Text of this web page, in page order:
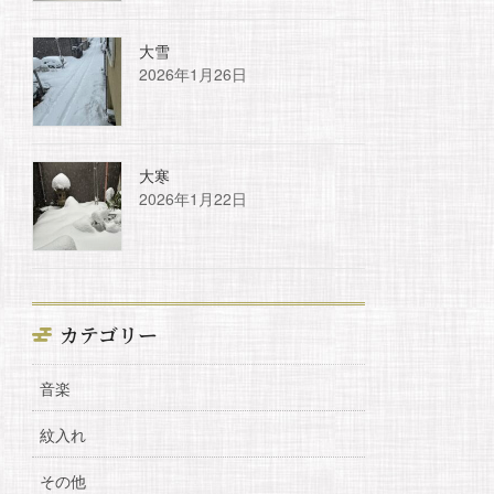
大雪
2026年1月26日
大寒
2026年1月22日
カテゴリー
音楽
紋入れ
その他